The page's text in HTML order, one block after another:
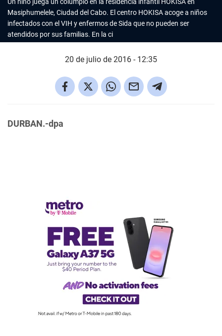
Masiphumelele, Ciudad del Cabo. El centro HOKISA acoge a niños
infectados con el VIH y enfermos de Sida que no pueden ser
atendidos por sus familias. En la ci
20 de julio de 2016 - 12:35
DURBAN.-dpa